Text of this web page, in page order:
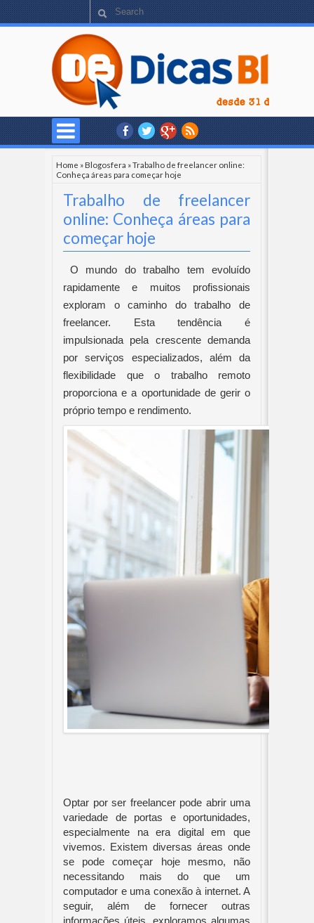
Home »Blogosfera »Trabalho de freelancer online:
Conheça áreas para começar hoje
Trabalho de freelancer
online: Conheça áreas para
começar hoje
O mundo do trabalho tem evoluído
rapidamente e muitos profissionais
exploram o caminho do trabalho de
freelancer. Esta tendência é
impulsionada pela crescente demanda
por serviços especializados, além da
flexibilidade que o trabalho remoto
proporciona e a oportunidade de gerir o
próprio tempo e rendimento.
Optar por ser freelancer pode abrir uma
variedade de portas e oportunidades,
especialmente na era digital em que
vivemos. Existem diversas áreas onde
se pode começar hoje mesmo, não
necessitando mais do que um
computador e uma conexão à internet. A
seguir, além de fornecer outras